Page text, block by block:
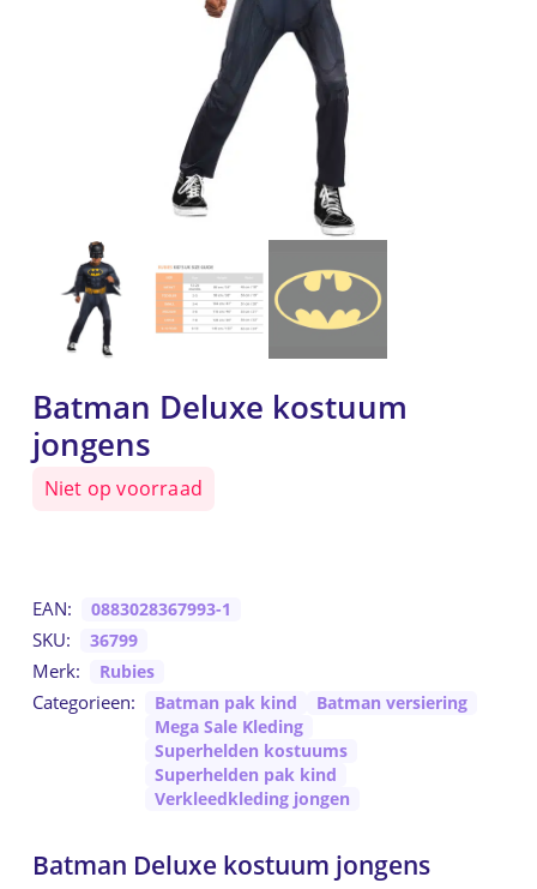
Batman Deluxe kostuum
jongens
Niet op voorraad
EAN: 0883028367993-1
SKU: 36799
Merk: Rubies
Categorieen: Batman pak kind
Batman versiering
Mega Sale Kleding
Superhelden kostuums
Superhelden pak kind
Verkleedkleding jongen
Batman Deluxe kostuum jongens